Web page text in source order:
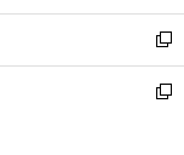
開
く
ウ
で
開
く
ン
ド
ウ
で
ウ
ィ
ン
ド
新
し
い
新